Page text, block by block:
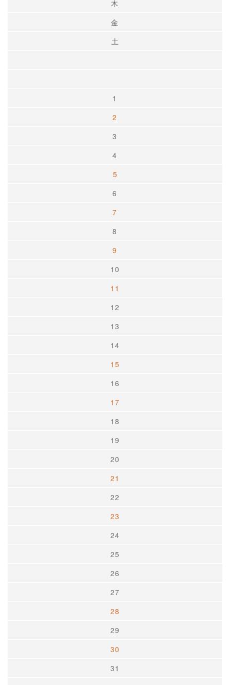
木
金
土
1
2
3
4
5
6
7
8
9
10
11
12
13
14
15
16
17
18
19
20
21
22
23
24
25
26
27
28
29
30
31